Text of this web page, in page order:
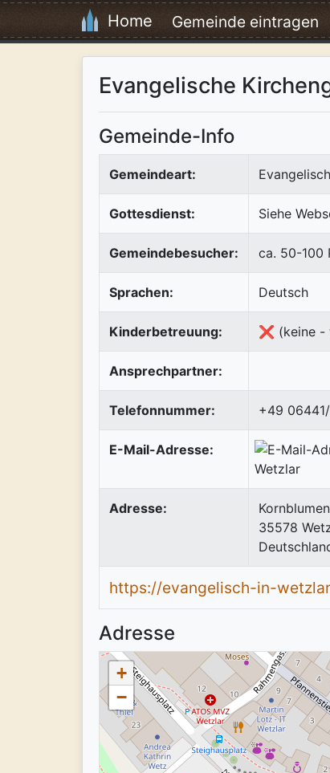
Home Gemeinde eintragen
Evangelische
Gemeinde-Info
Gemeindeart:
Gottesdienst: Siehe
Gemeindebesucher: ca. 50-100
Sprachen: Deutsch
Kinderbetreuung: ❌ (keine -
Ansprechpartner:
Telefonnummer: +49
E-Mail-Adresse:
Adresse:
35578
https://evangelisch-in-
Adresse
+
−